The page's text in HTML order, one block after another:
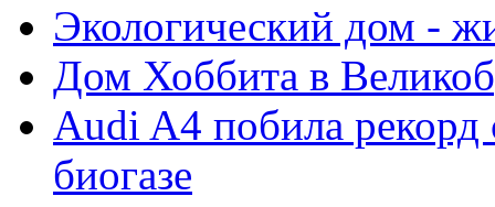
Экологический дом -
Дом Хоббита в
Audi A4 побила рекорд
биогазе